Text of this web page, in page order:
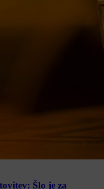
Šlo je za